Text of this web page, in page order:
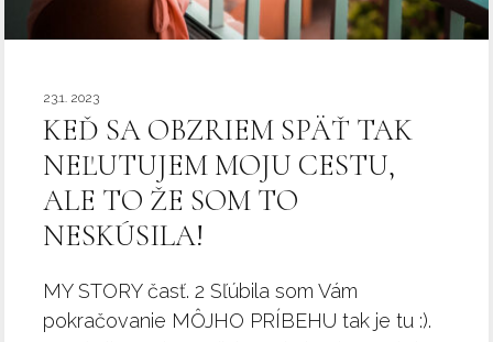
23.1. 2023
KEĎ SA OBZRIEM SPÄŤ TAK
NEĽUTUJEM MOJU CESTU,
ALE TO ŽE SOM TO
NESKÚSILA!
MY STORY časť. 2 Sľúbila som Vám
pokračovanie MÔJHO PRÍBEHU tak je tu :).